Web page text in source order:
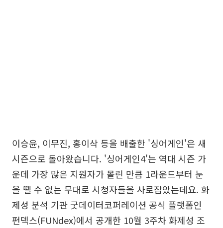
이승윤, 이무진, 홍이삭 등을 배출한 '싱어게인'은 새
시즌으로 돌아왔습니다. '싱어게인4'는 역대 시즌 가
운데 가장 많은 지원자가 몰린 만큼 1라운드부터 눈
을 뗄 수 없는 무대로 시청자들을 사로잡았는데요. 화
제성 분석 기관 굿데이터코퍼레이션 공식 플랫폼인
펀덱스(FUNdex)에서 공개한 10월 3주차 화제성 조